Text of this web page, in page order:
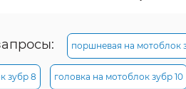
поршневая на мотоблок
зубр 8 головка на мотоблок зубр 10